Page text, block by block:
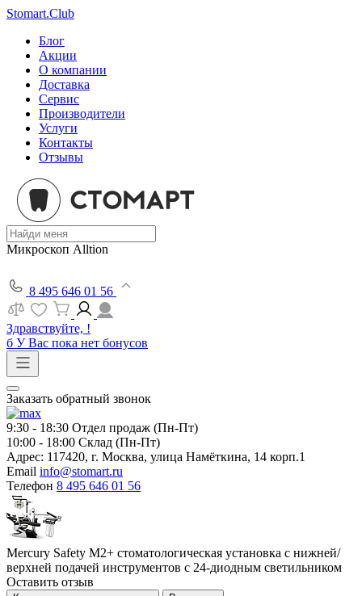
Stomart.Club
Блог
Акции
О компании
Доставка
Сервис
Производители
Услуги
Контакты
Отзывы
Микроскоп Alltion
8 495 646 01 56
Здравствуйте, !
б У Вас пока нет бонусов
Заказать обратный звонок
9:30 - 18:30 Отдел продаж (Пн-Пт)
10:00 - 18:00 Склад (Пн-Пт)
Адрес: 117420, г. Москва, улица Намёткина, 14 корп.1
Email info@stomart.ru
Телефон 8 495 646 01 56
Mercury Safety M2+ стоматологическая установка с нижней/
верхней подачей инструментов с 24-диодным светильником
Оставить отзыв